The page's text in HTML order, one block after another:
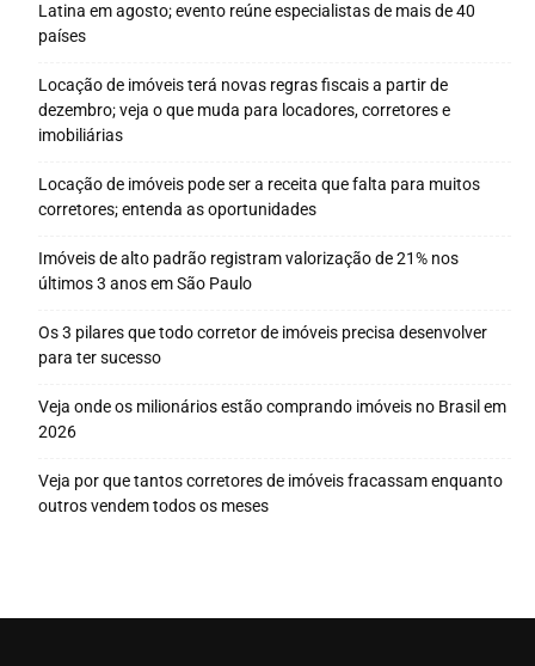
Latina em agosto; evento reúne especialistas de mais de 40
países
Locação de imóveis terá novas regras fiscais a partir de
dezembro; veja o que muda para locadores, corretores e
imobiliárias
Locação de imóveis pode ser a receita que falta para muitos
corretores; entenda as oportunidades
Imóveis de alto padrão registram valorização de 21% nos
últimos 3 anos em São Paulo
Os 3 pilares que todo corretor de imóveis precisa desenvolver
para ter sucesso
Veja onde os milionários estão comprando imóveis no Brasil em
2026
Veja por que tantos corretores de imóveis fracassam enquanto
outros vendem todos os meses